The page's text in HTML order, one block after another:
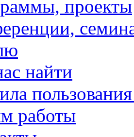
проекты
найти
работы